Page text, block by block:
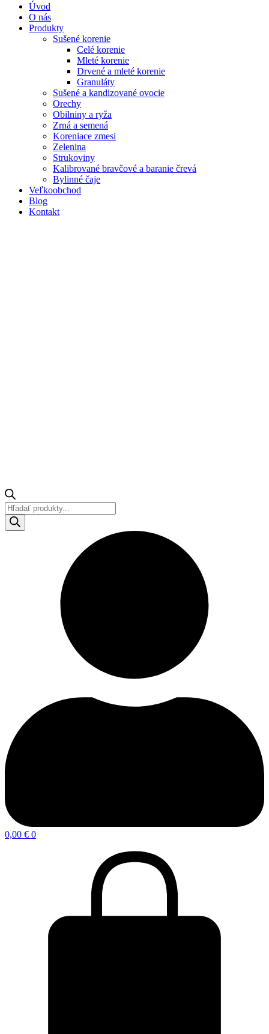
Úvod
O nás
Produkty
Sušené korenie
Celé korenie
Mleté korenie
Drvené a mleté korenie
Granuláty
Sušené a kandizované ovocie
Orechy
Obilniny a ryža
Zrná a semená
Koreniace zmesi
Zelenina
Strukoviny
Kalibrované bravčové a baranie črevá
Bylinné čaje
Veľkoobchod
Blog
Kontakt
Products
search
0,00 € 0